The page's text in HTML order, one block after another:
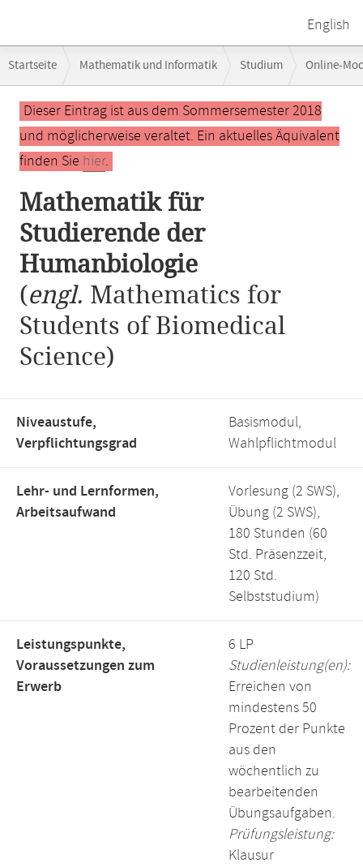
English
Navigation
Startseite Mathematik und Informatik Studium Online-
Hauptinhalt
Dieser Eintrag ist aus dem Sommersemester 2018
und möglicherweise veraltet. Ein aktuelles Äquivalent
finden Sie hier.
Mathematik für
Studierende der
Humanbiologie
(engl. Mathematics for
Students of Biomedical
Science)
Niveaustufe,
Verpflichtungsgrad
Basismodul,
Wahlpflichtmodul
Lehr- und Lernformen,
Arbeitsaufwand
Vorlesung (2 SWS),
Übung (2 SWS),
180 Stunden (60
Std. Präsenzzeit,
120 Std.
Selbststudium)
Leistungspunkte,
Voraussetzungen zum
Erwerb
6 LP
Studienleistung(en):
Erreichen von
mindestens 50
Prozent der Punkte
aus den
wöchentlich zu
bearbeitenden
Übungsaufgaben.
Prüfungsleistung:
Klausur